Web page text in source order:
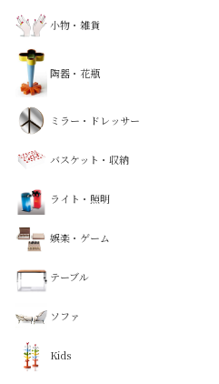
小物・雑貨
陶器・花瓶
ミラー・ドレッサー
バスケット・収納
ライト・照明
娯楽・ゲーム
テーブル
ソファ
Kids